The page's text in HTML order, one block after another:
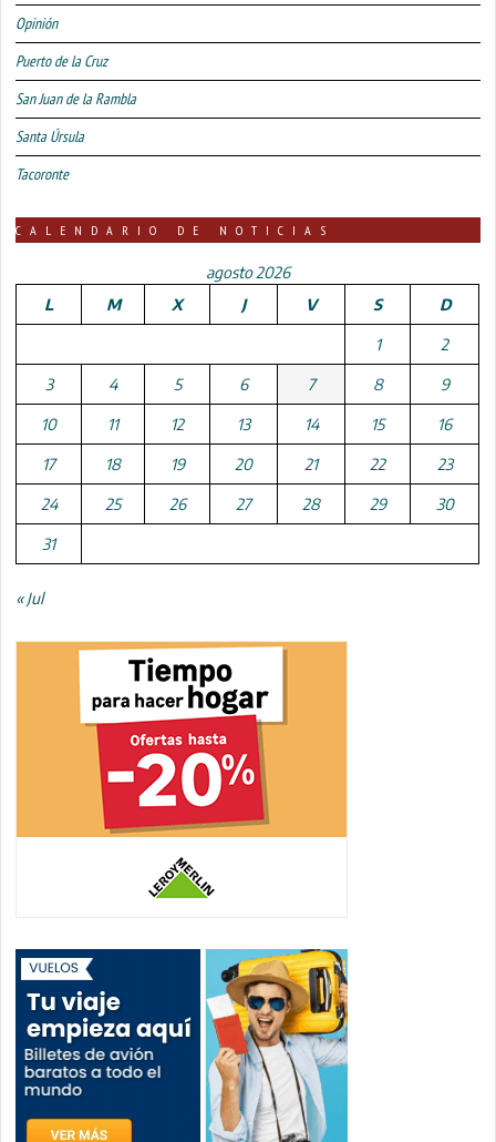
Opinión
Puerto de la Cruz
San Juan de la Rambla
Santa Úrsula
Tacoronte
CALENDARIO DE NOTICIAS
agosto 2026
L
M X J V S D
1 2
3 4 5 6 7 8 9
10 11 12 13 14 15 16
17 18 19 20 21 22 23
24 25 26 27 28 29 30
31
« Jul